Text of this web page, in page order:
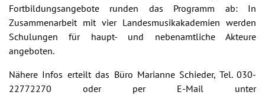
Fortbildungsangebote runden das Programm ab: In
Zusammenarbeit mit vier Landesmusikakademien werden
Schulungen für haupt- und nebenamtliche Akteure
angeboten.
Nähere Infos erteilt das Büro Marianne Schieder, Tel. 030-
22772270 oder per E-Mail unter